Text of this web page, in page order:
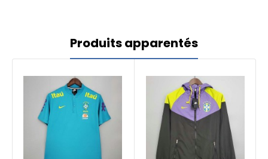
Produits apparentés